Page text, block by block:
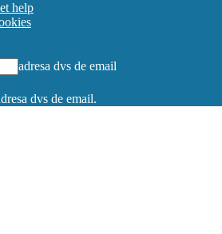
help
adresa dvs de email
dvs de email.